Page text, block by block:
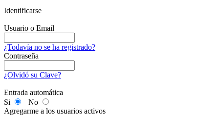
Identificarse
Usuario o Email
¿Todavía no se ha registrado?
Contraseña
¿Olvidó su Clave?
Entrada automática
Si
No
Agregarme a los usuarios activos